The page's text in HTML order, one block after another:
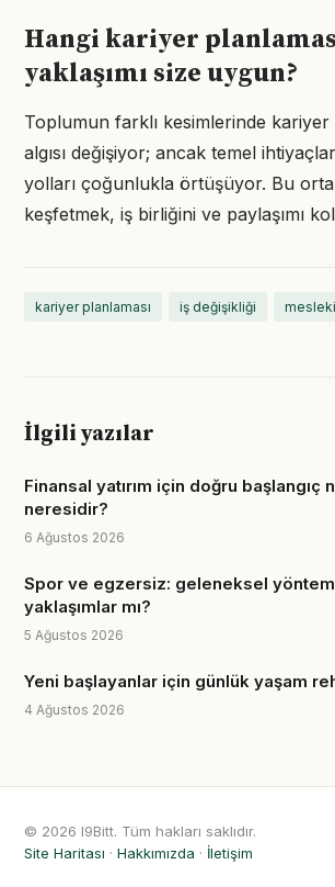
Hangi kariyer
yaklaşımı size uygun?
Toplumun farklı kesimlerinde kariyer
algısı değişiyor; ancak temel
yolları çoğunlukla örtüşüyor. Bu
keşfetmek, iş birliğini ve paylaşımı
kariyer planlaması iş değişikliği
İlgili yazılar
Finansal yatırım için doğru başlangıç
neresidir?
6 Ağustos 2026
Spor ve egzersiz: geleneksel
yaklaşımlar mı?
5 Ağustos 2026
Yeni başlayanlar için günlük yaşam
4 Ağustos 2026
© 2026 I9Bitt. Tüm hakları saklıdır.
Site Haritası · Hakkımızda · İletişim